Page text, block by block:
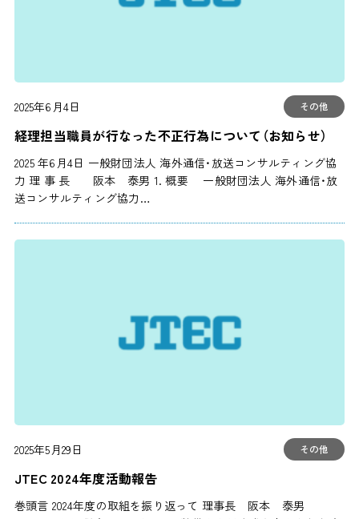
2025年6月4日 その他
経理担当職員が行なった不正行為について（お知らせ）
2025 年6月4日 一般財団法人 海外通信・放送コンサルティング協
力 理 事 長 阪本 泰男 1. 概要 一般財団法人 海外通信・放
送コンサルティング協力…
2025年5月29日 その他
JTEC 2024年度活動報告
巻頭言 2024年度の取組を振り返って 理事長 阪本 泰男